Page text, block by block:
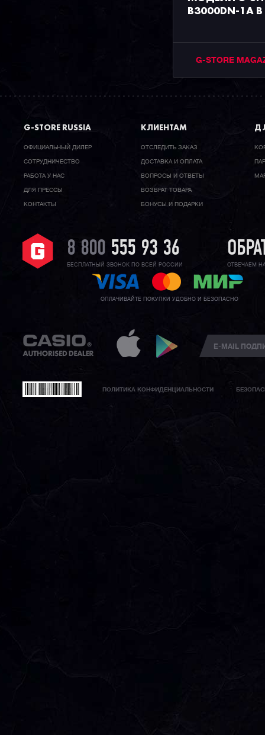
B3000DN-1A
G-STORE
G-STORE RUSSIA
ОФИЦИАЛЬНЫЙ ДИЛЕР
CОТРУДНИЧЕСТВО
РАБОТА У НАС
ДЛЯ ПРЕССЫ
КОНТАКТЫ
КЛИЕНТАМ
ОТСЛЕДИТЬ ЗАКАЗ
ДОСТАВКА И ОПЛАТА
ВОПРОСЫ И ОТВЕТЫ
ВОЗВРАТ ТОВАРА
БОНУСЫ И ПОДАРКИ
8 800 555 93 36
БЕСПЛАТНЫЙ ЗВОНОК ПО ВСЕЙ РОССИИ ОТВЕЧАЕМ
ОПЛАЧИВАЙТЕ ПОКУПКИ УДОБНО И БЕЗОПАСНО
ПОЛИТИКА КОНФИДЕНЦИАЛЬНОСТИ